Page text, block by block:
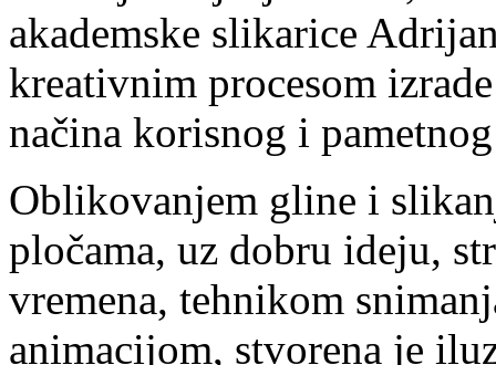
akademske slikarice
kreativnim procesom
načina korisnog i
Oblikovanjem gline i
pločama, uz dobru ideju,
vremena, tehnikom
animacijom, stvorena je